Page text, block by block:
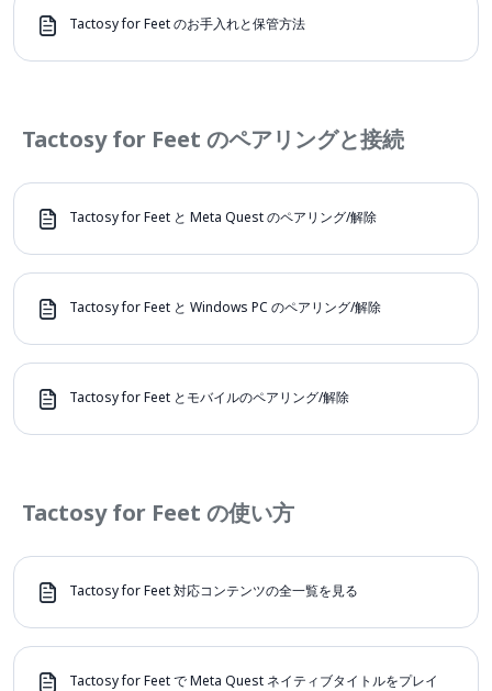
Tactosy for Feet のお手入れと保管方法
Tactosy for Feet のペアリングと接続
Tactosy for Feet と Meta Quest のペアリング/解除
Tactosy for Feet と Windows PC のペアリング/解除
Tactosy for Feet とモバイルのペアリング/解除
Tactosy for Feet の使い方
Tactosy for Feet 対応コンテンツの全一覧を見る
Tactosy for Feet で Meta Quest ネイティブタイトルをプレイ